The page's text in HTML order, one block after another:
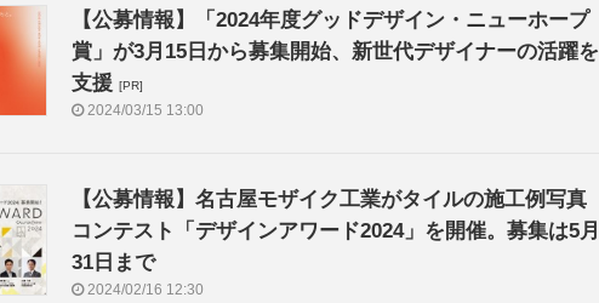
【公募情報】「2024年度グッドデザイン・ニューホープ
賞」が3月15日から募集開始、新世代デザイナーの活躍を
支援 [PR]
2024/03/15 13:00
【公募情報】名古屋モザイク工業がタイルの施工例写真
コンテスト「デザインアワード2024」を開催。募集は5月
31日まで
2024/02/16 12:30